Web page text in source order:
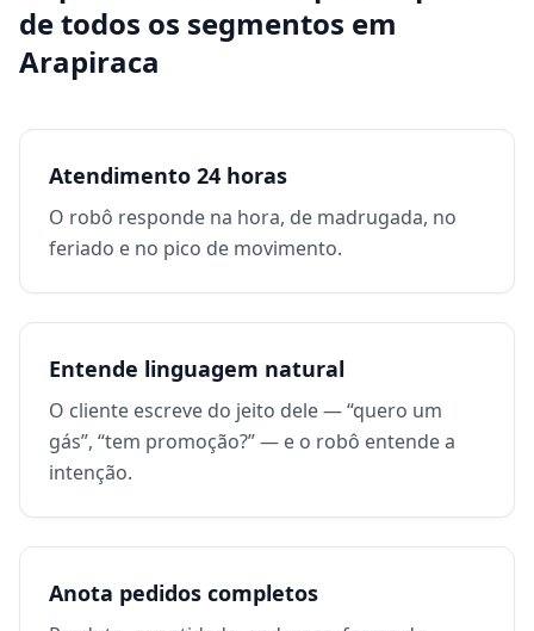
de todos os segmentos em
Arapiraca
Atendimento 24 horas
O robô responde na hora, de madrugada, no
feriado e no pico de movimento.
Entende linguagem natural
O cliente escreve do jeito dele — “quero um
gás”, “tem promoção?” — e o robô entende a
intenção.
Anota pedidos completos